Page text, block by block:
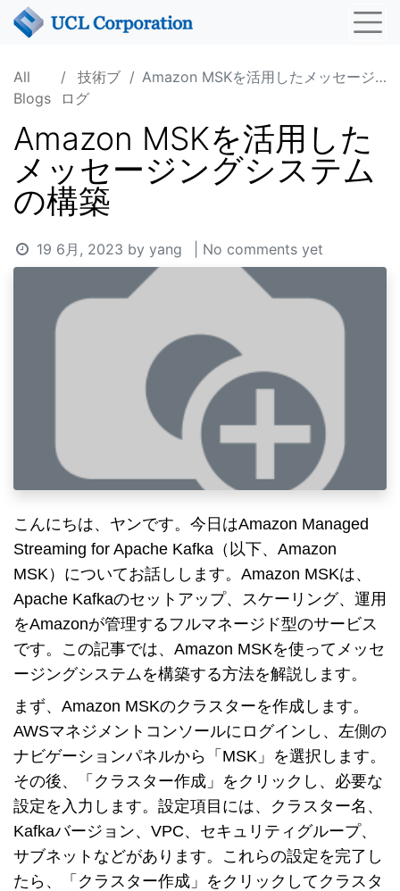
All
Blogs
技術ブ
ログ
Amazon MSKを活用したメッセージングシステムの構築
Amazon MSKを活用した
メッセージングシステム
の構築
19 6月, 2023 by yang | No comments yet
こんにちは、ヤンです。今日はAmazon Managed
Streaming for Apache Kafka（以下、Amazon
MSK）についてお話しします。Amazon MSKは、
Apache Kafkaのセットアップ、スケーリング、運用
をAmazonが管理するフルマネージド型のサービス
です。この記事では、Amazon MSKを使ってメッセ
ージングシステムを構築する方法を解説します。
まず、Amazon MSKのクラスターを作成します。
AWSマネジメントコンソールにログインし、左側の
ナビゲーションパネルから「MSK」を選択します。
その後、「クラスター作成」をクリックし、必要な
設定を入力します。設定項目には、クラスター名、
Kafkaバージョン、VPC、セキュリティグループ、
サブネットなどがあります。これらの設定を完了し
たら、「クラスター作成」をクリックしてクラスタ